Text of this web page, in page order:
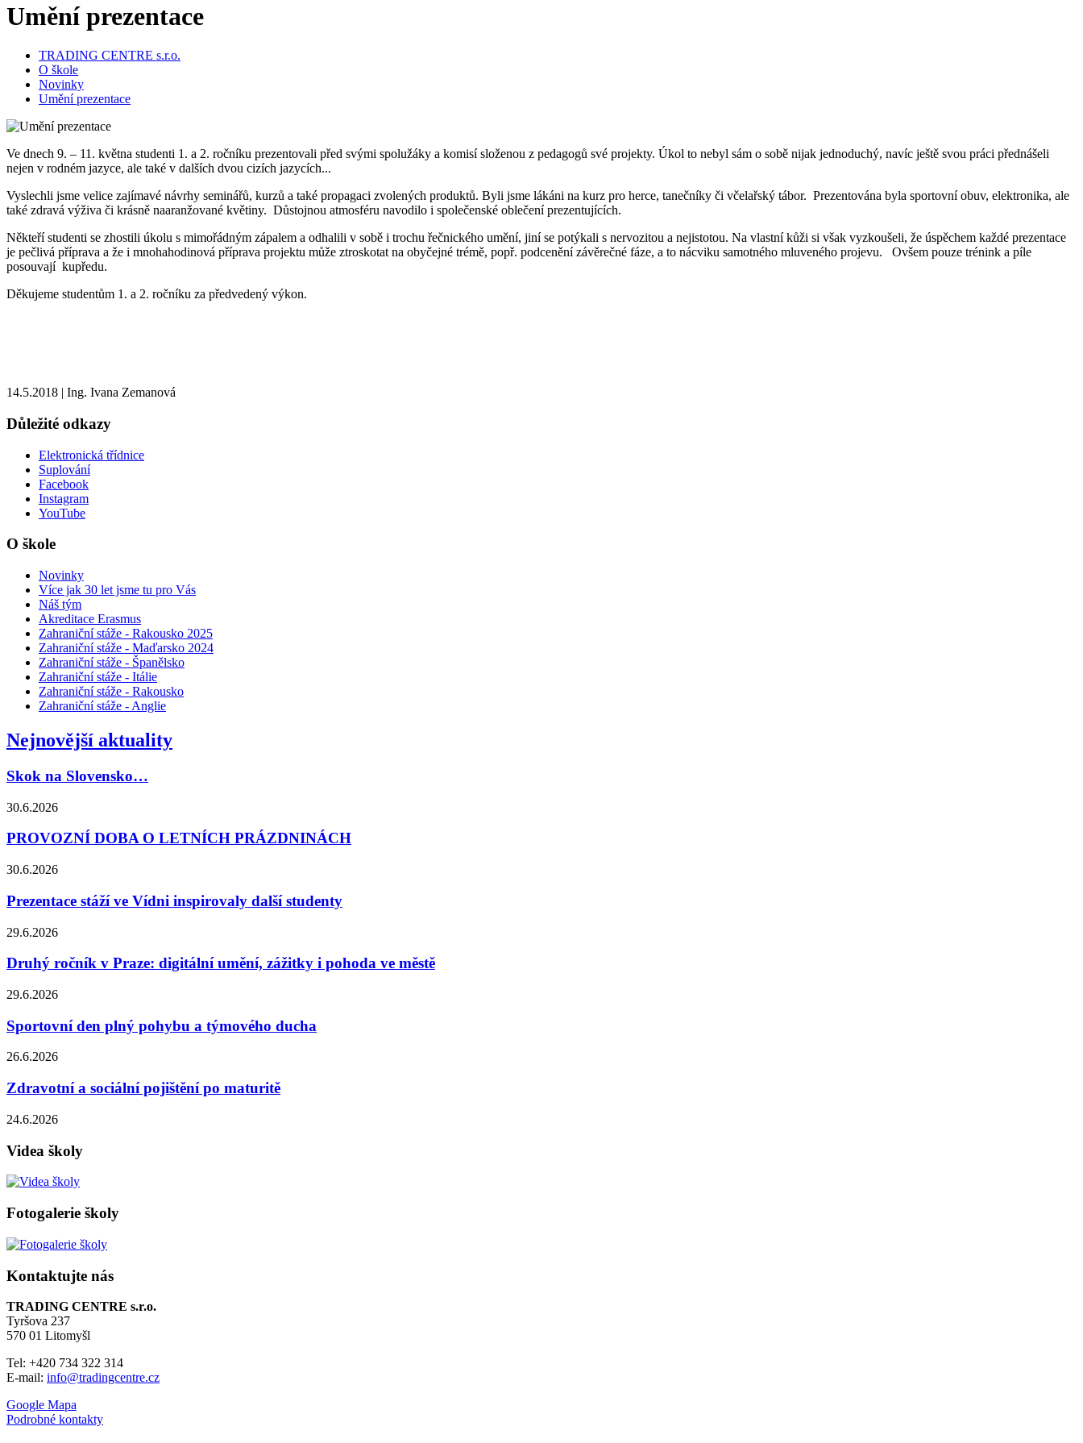
Umění prezentace
TRADING CENTRE s.r.o.
O škole
Novinky
Umění prezentace
Ve dnech 9. – 11. května studenti 1. a 2. ročníku prezentovali před svými spolužáky a komisí složenou z pedagogů své projekty. Úkol to nebyl sám o sobě nijak jednoduchý, navíc ještě svou práci přednášeli
nejen v rodném jazyce, ale také v dalších dvou cizích jazycích...
Vyslechli jsme velice zajímavé návrhy seminářů, kurzů a také propagaci zvolených produktů. Byli jsme lákáni na kurz pro herce, tanečníky či včelařský tábor. Prezentována byla sportovní obuv, elektronika, ale
také zdravá výživa či krásně naaranžované květiny. Důstojnou atmosféru navodilo i společenské oblečení prezentujících.
Někteří studenti se zhostili úkolu s mimořádným zápalem a odhalili v sobě i trochu řečnického umění, jiní se potýkali s nervozitou a nejistotou. Na vlastní kůži si však vyzkoušeli, že úspěchem každé prezentace
je pečlivá příprava a že i mnohahodinová příprava projektu může ztroskotat na obyčejné trémě, popř. podcenění závěrečné fáze, a to nácviku samotného mluveného projevu. Ovšem pouze trénink a píle
posouvají kupředu.
Děkujeme studentům 1. a 2. ročníku za předvedený výkon.
14.5.2018 | Ing. Ivana Zemanová
Důležité odkazy
Elektronická třídnice
Suplování
Facebook
Instagram
YouTube
O škole
Novinky
Více jak 30 let jsme tu pro Vás
Náš tým
Akreditace Erasmus
Zahraniční stáže - Rakousko 2025
Zahraniční stáže - Maďarsko 2024
Zahraniční stáže - Španělsko
Zahraniční stáže - Itálie
Zahraniční stáže - Rakousko
Zahraniční stáže - Anglie
Nejnovější aktuality
Skok na Slovensko…
30.6.2026
PROVOZNÍ DOBA O LETNÍCH PRÁZDNINÁCH
30.6.2026
Prezentace stáží ve Vídni inspirovaly další studenty
29.6.2026
Druhý ročník v Praze: digitální umění, zážitky i pohoda ve městě
29.6.2026
Sportovní den plný pohybu a týmového ducha
26.6.2026
Zdravotní a sociální pojištění po maturitě
24.6.2026
Videa školy
Fotogalerie školy
Kontaktujte nás
TRADING CENTRE s.r.o.
Tyršova 237
570 01 Litomyšl
Tel: +420 734 322 314
E-mail: info@tradingcentre.cz
Google Mapa
Podrobné kontakty